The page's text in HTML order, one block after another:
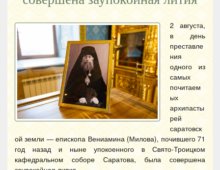
2 августа,
в день
преставле
ния
одного из
самых
почитаем
ых
архипасты
рей
саратовск
ой земли — епископа Вениамина (Милова), почившего 71
год назад и ныне упокоенного в Свято-Троицком
кафедральном соборе Саратова, была совершена